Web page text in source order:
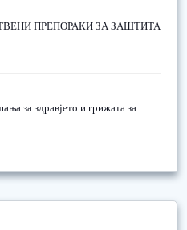
ПРЕПОРАКИ ЗА ЗАШТИТА
за здравјето и грижата за ...